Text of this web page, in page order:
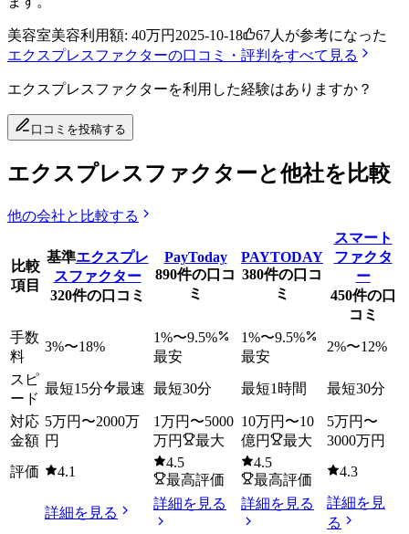
美容室美容利用額: 40万円 2025-10-18 67人が参考になった
エクスプレスファクターの口コミ・評判をすべて見る
エクスプレスファクターを利用した経験はありますか？
口コミを投稿する
エクスプレスファクターと他社を比較
他の会社と比較する
比較
項目
基準エクスプレ
スファクター
320件の口コミ
PayToday
890件の口コ
ミ
PAYTODAY
380件の口コ
ミ
スマート
ファクタ
ー
450件の口
コミ
手数
料
3%〜18%
1%〜9.5%
最安
1%〜9.5%
最安
2%〜12%
スピ
ード
最短15分 最速 最短30分 最短1時間 最短30分
対応
金額
5万円 〜2000万
円
1万円 〜5000
万円
最大
10万円 〜10
億円
最大
5万円 〜
3000万円
評価
4.1
4.5
最高評価
4.5
最高評価
4.3
詳細を見る
詳細を見る 詳細を見る
詳細を見
る